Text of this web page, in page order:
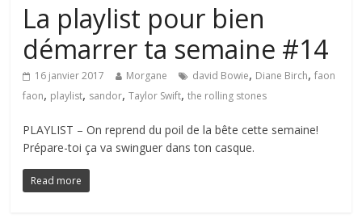
La playlist pour bien
démarrer ta semaine #14
16 janvier 2017 Morgane david Bowie, Diane Birch,faon
faon, playlist, sandor,Taylor Swift,the rolling stones
PLAYLIST – On reprend du poil de la bête cette semaine!
Prépare-toi ça va swinguer dans ton casque.
Read more